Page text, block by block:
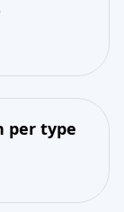
per type